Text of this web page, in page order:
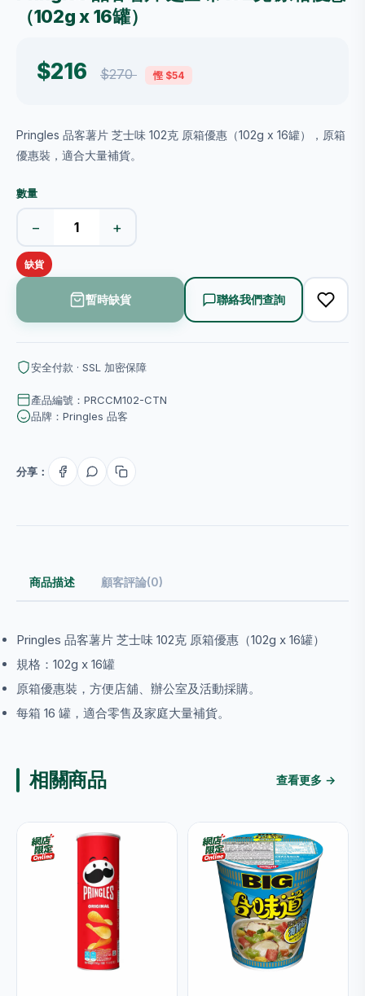
（102g x 16罐）
$216 $270 慳 $54
Pringles 品客薯片 芝士味 102克 原箱優惠（102g x 16罐），原箱
優惠裝，適合大量補貨。
數量
− +
缺貨
暫時缺貨 聯絡我們查詢
安全付款 · SSL 加密保障
產品編號：PRCCM102-CTN
品牌：Pringles 品客
分享：
商品描述 顧客評論(0)
Pringles 品客薯片 芝士味 102克 原箱優惠（102g x 16罐）
規格：102g x 16罐
原箱優惠裝，方便店舖、辦公室及活動採購。
每箱 16 罐，適合零售及家庭大量補貨。
相關商品 查看更多 →